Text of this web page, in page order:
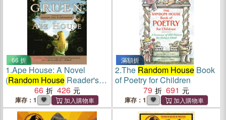
66 折
1.Ape House: A Novel
(Random House Reader's
66 426
庫存：1
滿額折
2.The Random HouseBook
of Poetry for Children
79
691
庫存：1